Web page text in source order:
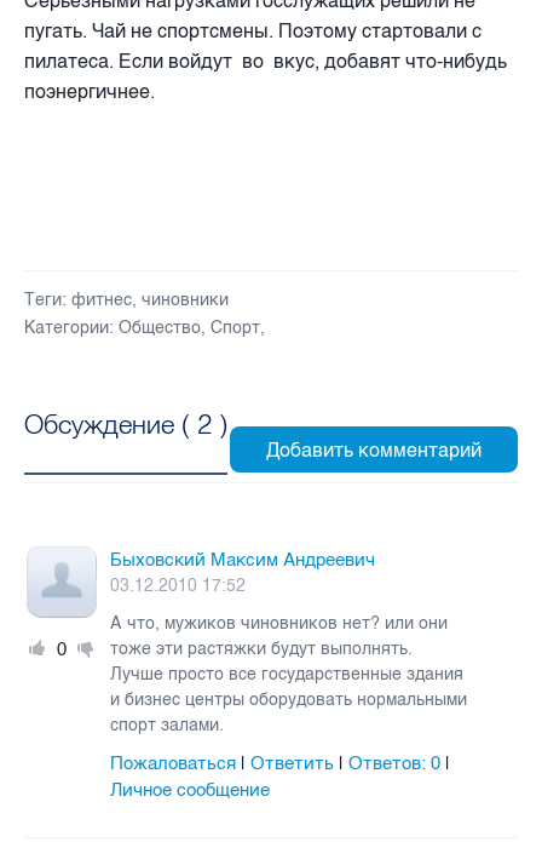
пугать. Чай не спортсмены. Поэтому стартовали с
пилатеса. Если войдут во вкус, добавят что-нибудь
поэнергичнее.
Теги: фитнес, чиновники
Категории: Общество, Спорт,
Обсуждение ( 2 )
0
Быховский Максим Андреевич
03.12.2010 17:52
А что, мужиков чиновников нет? или они
тоже эти растяжки будут выполнять.
Лучше просто все государственные здания
и бизнес центры оборудовать нормальными
спорт залами.
Пожаловаться |Ответить |Ответов:0
Личное сообщение